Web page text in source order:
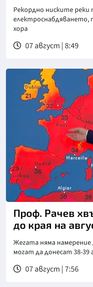
Рекордно ниските
хора
07 август | 8:49
Снимка: бТВ
Проф. Рачев
до края на
Жегата няма
могат да донесат 38-39
07 август | 7:56